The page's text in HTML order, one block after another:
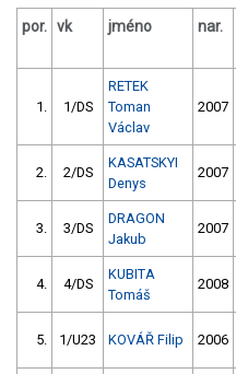
por. vk jméno nar.
1. 1/DS
RETEK
Toman
Václav
2007
2. 2/DS
KASATSKYI
Denys
2007
3. 3/DS
DRAGON
Jakub
2007
4. 4/DS
KUBITA
Tomáš
2008
5. 1/U23 KOVÁŘ Filip 2006